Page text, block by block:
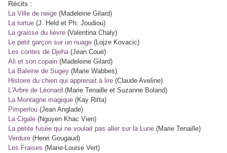
Récits :
La Ville de neige (Madeleine Gilard)
La tortue (J. Held et Ph. Joudiou)
La graisse du lièvre (Valentina Chaly)
Le petit garçon sur un nuage (Lojze Kovacic)
Les contes de Djeha(Jean Coué)
Ali et son copain (Madeleine Gilard)
La Baleine de Sugey (Marie Wabbes)
Histoire du chien qui apprenait à lire (Claude Aveline)
L'Arbre de Léonard (Marie Tenaille et Suzanne Boland)
La Montagne magique (Kay Ritta)
Pimperlou (Jean Anglade)
La Cigale (Nguyen Khac Vien)
La petite fusée qui ne voulait pas aller sur la Lune (Marie Tenaille)
Verdure (Henri Gougaud)
Les Fraises (Marie-Louise Vert)